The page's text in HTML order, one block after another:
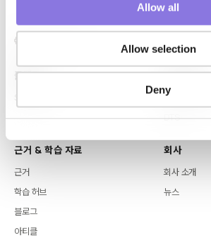
Allow all
Allow selection
Deny
플랫폼 핵심 역량
LLM
DTS
근거 & 학습 자료
근거
학습 허브
블로그
아티클
회사
회사 소개
뉴스